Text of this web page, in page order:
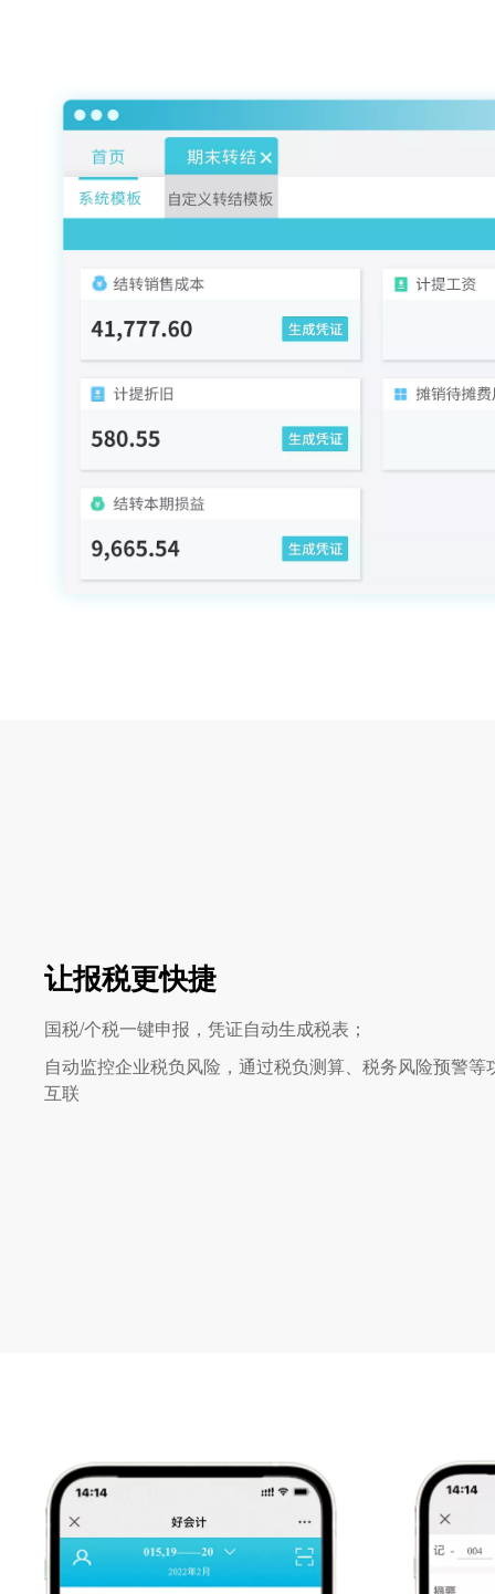
让报税更快捷
国税/个税一键申报，凭证自动生成税表；
自动监控企业税负风险，通过税负测算、税务风险预警等
互联